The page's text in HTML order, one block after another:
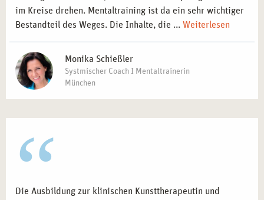
im Kreise drehen. Mentaltraining ist da ein sehr wichtiger
Bestandteil des Weges. Die Inhalte, die ... Weiterlesen
Monika Schießler
Systmischer Coach I Mentaltrainerin
München
Die Ausbildung zur klinischen Kunsttherapeutin und